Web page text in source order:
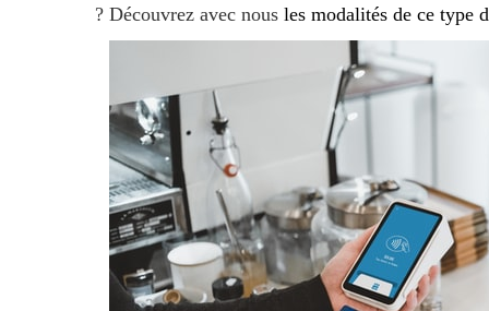
? Découvrez avec nous les modalités de ce type